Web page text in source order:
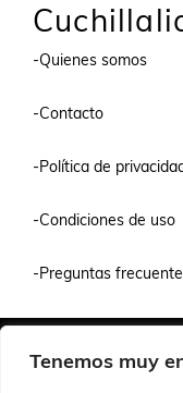
Tenemos muy
-Quienes somos
-Contacto
-Política de
-Condiciones de uso
-Preguntas